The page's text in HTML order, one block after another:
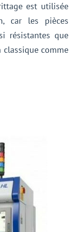
est utilisée
car les pièces
résistantes que
comme